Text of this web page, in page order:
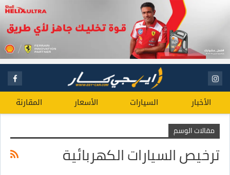
الأخبار السيارات الأسعار المقارنة
مقالات الوسم
ترخيص السيارات الكهربائية